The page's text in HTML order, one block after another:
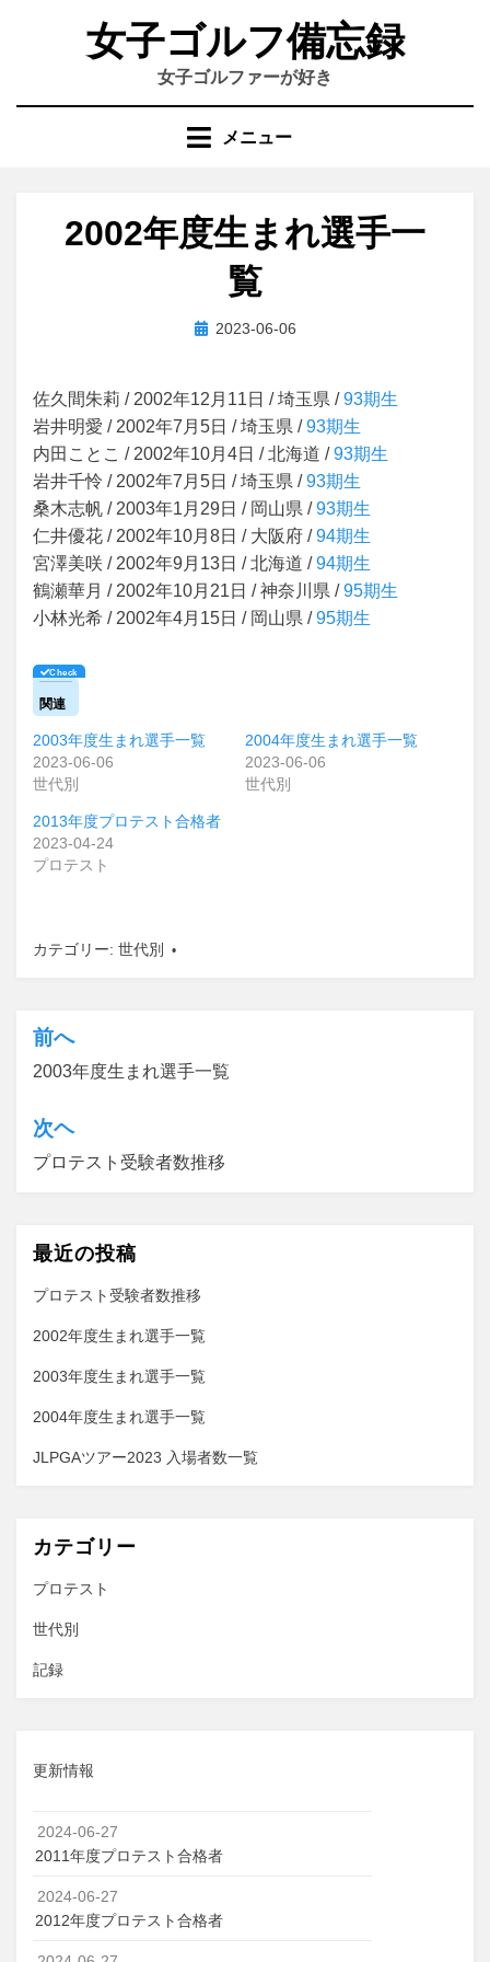
女子ゴルフ備忘録
女子ゴルファーが好き
メニュー
2002年度生まれ選手一
覧
投稿者beautyjp_xa5571
投 2023-06-06
佐久間朱莉 / 2002年12月11日 / 埼玉県 /93期生
岩井明愛 / 2002年7月5日 / 埼玉県 /93期生
内田ことこ / 2002年10月4日 / 北海道 /93期生
岩井千怜 / 2002年7月5日 / 埼玉県 /93期生
桑木志帆 / 2003年1月29日 / 岡山県 /93期生
仁井優花 / 2002年10月8日 / 大阪府 /94期生
宮澤美咲 / 2002年9月13日 / 北海道 /94期生
鶴瀬華月 / 2002年10月21日 / 神奈川県 /95期生
小林光希 / 2002年4月15日 / 岡山県 /95期生
関連
2003年度生まれ選手一覧
2023-06-06
世代別
2004年度生まれ選手一覧
2023-06-06
世代別
2013年度プロテスト合格者
2023-04-24
プロテスト
カテゴリー: 世代別
投
稿
ナ
ビ
シ
ョ
ン
前へ
2003年度生まれ選手一覧
次ヘ
プロテスト受験者数推移
最近の投稿
プロテスト受験者数推移
2002年度生まれ選手一覧
2003年度生まれ選手一覧
2004年度生まれ選手一覧
JLPGAツアー2023 入場者数一覧
カテゴリー
プロテスト
世代別
記録
更新情報
2024-06-27
2011年度プロテスト合格者
2024-06-27
2012年度プロテスト合格者